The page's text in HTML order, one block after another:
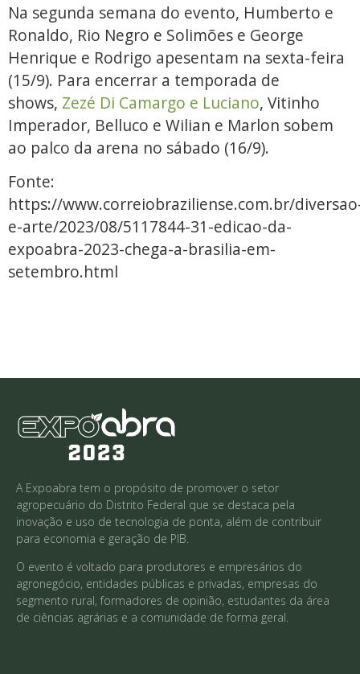
Na segunda semana do evento, Humberto e
Ronaldo, Rio Negro e Solimões e George
Henrique e Rodrigo apesentam na sexta-feira
(15/9). Para encerrar a temporada de
shows, Zezé Di Camargo e Luciano, Vitinho
Imperador, Belluco e Wilian e Marlon sobem
ao palco da arena no sábado (16/9).
Fonte:
https://www.correiobraziliense.com.br/
e-arte/2023/08/5117844-31-edicao-da-
expoabra-2023-chega-a-brasilia-em-
setembro.html
A Expoabra tem o propósito de promover o setor
agropecuário do Distrito Federal que se destaca pela
inovação e uso de tecnologia de ponta, além de contribuir
para economia e geração de PIB.
O evento é voltado para produtores e empresários do
agronegócio, entidades públicas e privadas, empresas do
segmento rural, formadores de opinião, estudantes da área
de ciências agrárias e a comunidade de forma geral.